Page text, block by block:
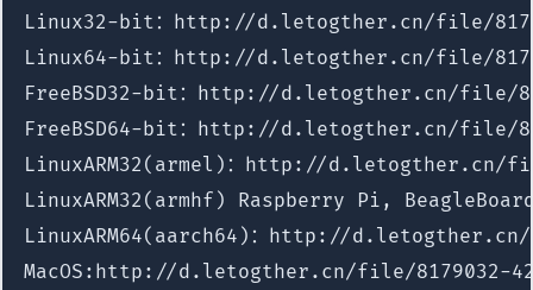
Linux32-bit：http://d.letogther.cn/file/
Linux64-bit：http://d.letogther.cn/file/
FreeBSD32-bit：http://d.letogther.cn/file/
FreeBSD64-bit：http://d.letogther.cn/file/
LinuxARM32(armel)：http://d.letogther.cn/
LinuxARM32(armhf) Raspberry Pi,
LinuxARM64(aarch64)：http://d.letogther.cn/
MacOS:http://d.letogther.cn/file/8179032-